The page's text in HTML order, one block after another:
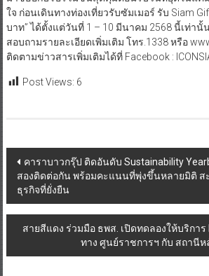
ใจ ก่อนเดินทางท่องเที่ยวรับซัมเมอร์ รับ Siam
บาท” ได้ตั้งแต่วันที่ 1 – 10 มีนาคม 2568 นี้เท่า
สอบถามรายละเอียดเพิ่มเติม โทร.1338 หรือ
ติดตามข่าวสารเพิ่มเติมได้ที่ Facebook :
Post Views: 6
Post
navigation
คาราบาวกรุ๊ป ติดอันดับ Sustainability
สองติดต่อกัน พร้อมคะแนนที่พุ่งขึ้นหลายมิติ ส
ธุรกิจที่ยั่งยืน
สายสีแดง ร่วมมือ ธพส. เปิดทดลองให้บริการ
ทาง ศูนย์ราชการฯ กับ สถานี